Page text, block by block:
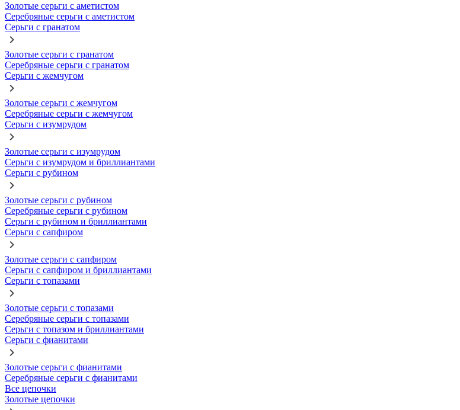
Золотые серьги с аметистом
Серебряные серьги с аметистом
Серьги с гранатом
Золотые серьги с гранатом
Серебряные серьги с гранатом
Серьги с жемчугом
Золотые серьги с жемчугом
Серебряные серьги с жемчугом
Серьги с изумрудом
Золотые серьги с изумрудом
Серьги с изумрудом и бриллиантами
Серьги с рубином
Золотые серьги с рубином
Серебряные серьги с рубином
Серьги с рубином и бриллиантами
Серьги с сапфиром
Золотые серьги с сапфиром
Серьги с сапфиром и бриллиантами
Серьги с топазами
Золотые серьги с топазами
Серебряные серьги с топазами
Серьги с топазом и бриллиантами
Серьги с фианитами
Золотые серьги с фианитами
Серебряные серьги с фианитами
Все цепочки
Золотые цепочки